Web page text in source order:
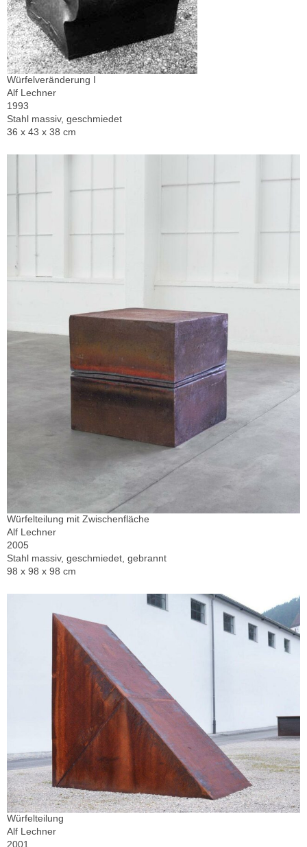
Würfelveränderung I
Alf Lechner
1993
Stahl massiv, geschmiedet
36 x 43 x 38 cm
Würfelteilung mit Zwischenfläche
Alf Lechner
2005
Stahl massiv, geschmiedet, gebrannt
98 x 98 x 98 cm
Würfelteilung
Alf Lechner
2001